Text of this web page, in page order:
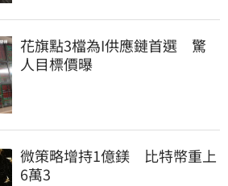
花旗點3檔為I供應鏈首選　驚
人目標價曝
微策略增持1億鎂　比特幣重上
6萬3